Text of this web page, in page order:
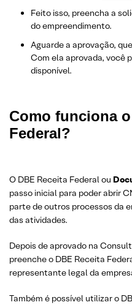
Feito isso, preencha a
do empreendimento.
Aguarde a aprovação,
Com ela aprovada, você
disponível.
Como funciona
Federal?
O DBE Receita Federal ou
passo inicial para poder abrir
parte de outros processos da
das atividades.
Depois de aprovado na
preenche o DBE Receita
representante legal da
Também é possível utilizar o